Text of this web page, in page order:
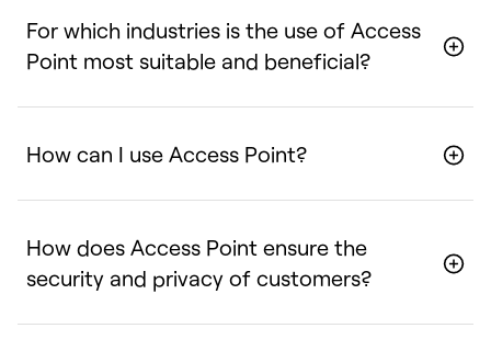
For which industries is the use of Access
Point most suitable and beneficial?
How can I use Access Point?
How does Access Point ensure the
security and privacy of customers?